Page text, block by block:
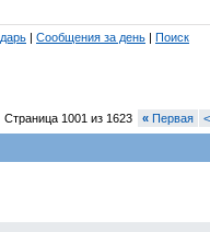
| Сообщения за день | Поиск
Страница 1001 из 1623 « Первая <